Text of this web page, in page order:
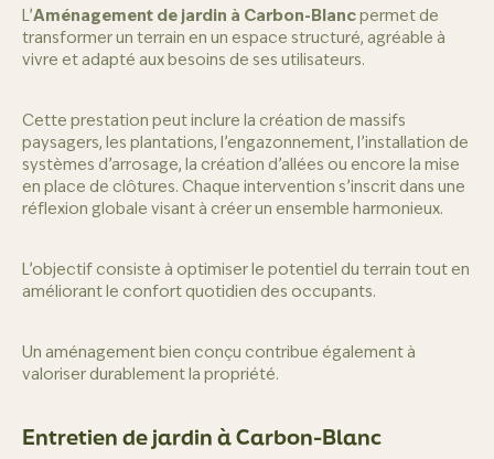
L’Aménagement de jardin à Carbon-Blancpermet de
transformer un terrain en un espace structuré, agréable à
vivre et adapté aux besoins de ses utilisateurs.
Cette prestation peut inclure la création de massifs
paysagers, les plantations, l’engazonnement, l’installation de
systèmes d’arrosage, la création d’allées ou encore la mise
en place de clôtures. Chaque intervention s’inscrit dans une
réflexion globale visant à créer un ensemble harmonieux.
L’objectif consiste à optimiser le potentiel du terrain tout en
améliorant le confort quotidien des occupants.
Un aménagement bien conçu contribue également à
valoriser durablement la propriété.
Entretien de jardin à Carbon-Blanc